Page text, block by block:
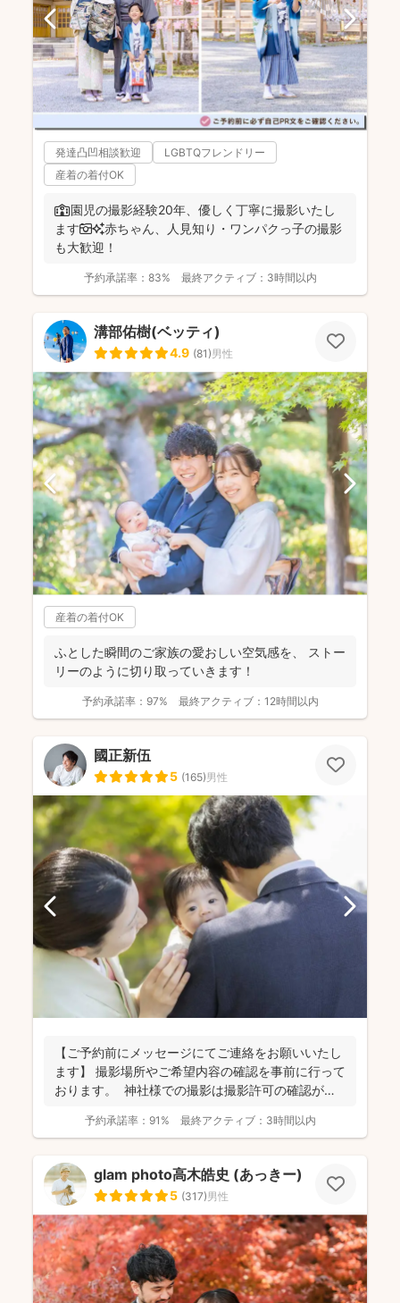
発達凸凹相談歓迎
LGBTQフレンドリー
産着の着付OK
🏫園児の撮影経験20年、優しく丁寧に撮影いたし
ます📷✨赤ちゃん、人見知り・ワンパクっ子の撮影
も大歓迎！
予約承諾率： 83% 最終アクティブ： 3時間以内
溝部佑樹(ベッティ)
4.9 (81)男性
産着の着付OK
ふとした瞬間のご家族の愛おしい空気感を、 ストー
リーのように切り取っていきます！
予約承諾率： 97% 最終アクティブ： 12時間以内
國正新伍
5 (165)男性
【ご予約前にメッセージにてご連絡をお願いいたし
ます】 撮影場所やご希望内容の確認を事前に行って
おります。 神社様での撮影は撮影許可の確認が必
予約承諾率： 91% 最終アクティブ： 3時間以内
glam photo高木皓史 (あっきー)
5 (317)男性